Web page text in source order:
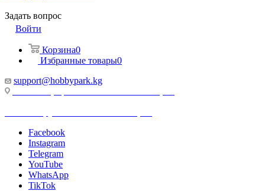
Задать вопрос
Войти
Корзина0
Избранные товары0
support@hobbypark.kg
Facebook
Instagram
Telegram
YouTube
WhatsApp
TikTok